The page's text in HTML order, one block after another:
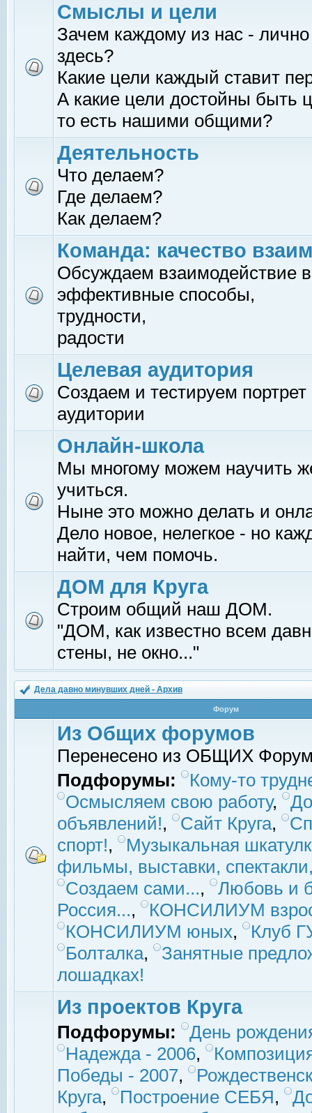
Смыслы и цели
Зачем каждому из нас -
здесь?
Какие цели каждый ставит
А какие цели достойны быть
то есть нашими общими?
Деятельность
Что делаем?
Где делаем?
Как делаем?
Команда: качество
Обсуждаем взаимодействие
эффективные способы,
трудности,
радости
Целевая аудитория
Создаем и тестируем
аудитории
Онлайн-школа
Мы многому можем научить
учиться.
Ныне это можно делать и
Дело новое, нелегкое - но
найти, чем помочь.
ДОМ для Круга
Строим общий наш ДОМ.
"ДОМ, как известно всем
стены, не окно..."
Дела давно минувших дней - Архив
Форум
Из Общих форумов
Перенесено из ОБЩИХ
Подфорумы:
Кому-то
Осмысляем свою работу,
объявлений!, Сайт Круга,
спорт!,
Музыкальная
фильмы, выставки,
Создаем сами...,
Любовь и
Россия...,
КОНСИЛИУМ
КОНСИЛИУМ юных,
Клуб
Болталка,
Занятные
лошадках!
Из проектов Круга
Подфорумы:
День
Надежда - 2006,
Победы - 2007,
Круга, Построение СЕБЯ,